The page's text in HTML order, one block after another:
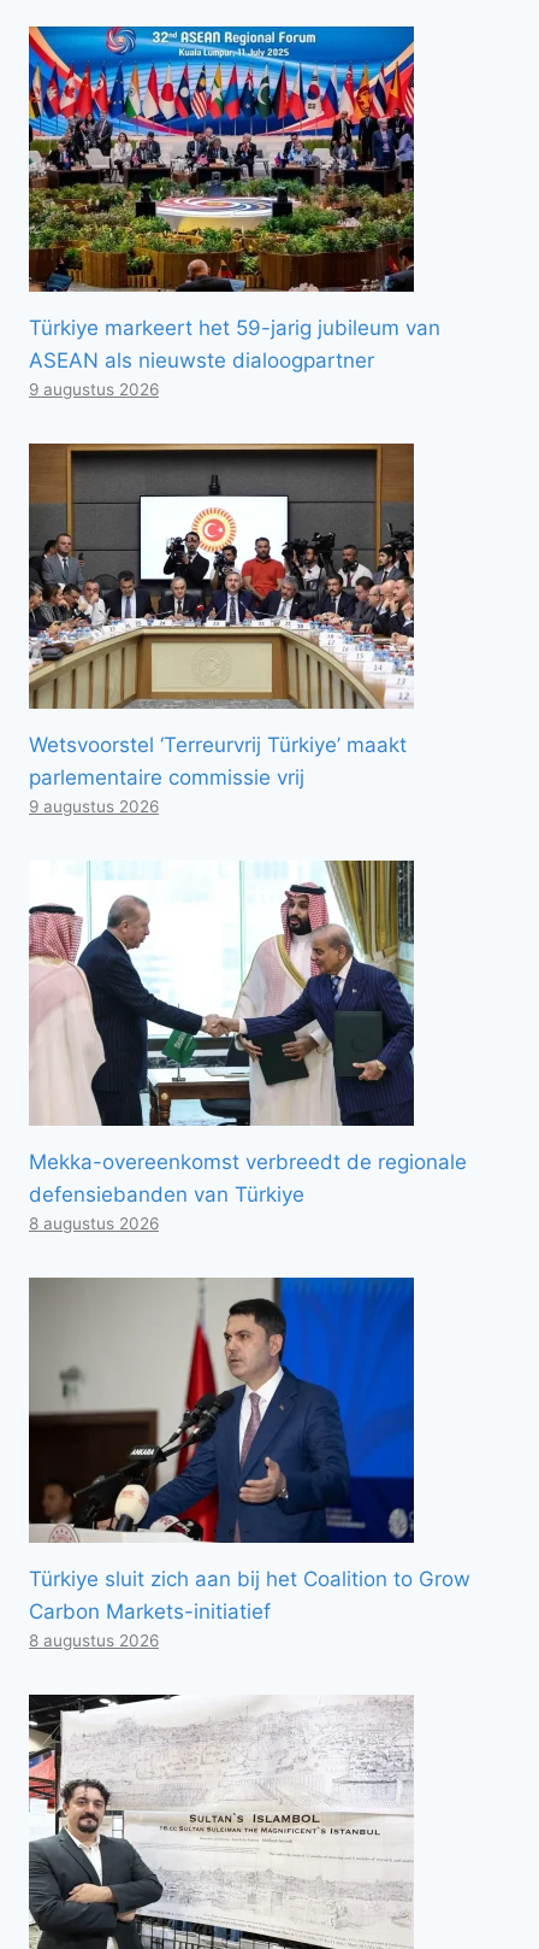
Türkiye markeert het 59-jarig jubileum van
ASEAN als nieuwste dialoogpartner
9 augustus 2026
Wetsvoorstel ‘Terreurvrij Türkiye’ maakt
parlementaire commissie vrij
9 augustus 2026
Mekka-overeenkomst verbreedt de regionale
defensiebanden van Türkiye
8 augustus 2026
Türkiye sluit zich aan bij het Coalition to Grow
Carbon Markets-initiatief
8 augustus 2026